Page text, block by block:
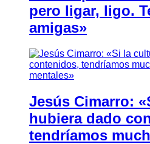
pero ligar, ligo.
amigas»
Jesús Cimarro:
hubiera dado
tendríamos